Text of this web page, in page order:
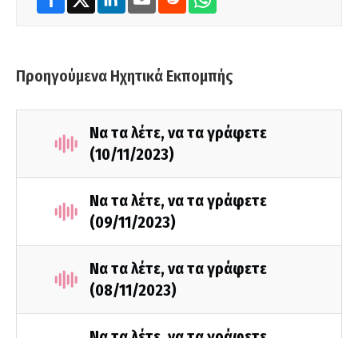
Προηγούμενα Ηχητικά Εκπομπής
Να τα λέτε, να τα γράφετε
(10/11/2023)
Να τα λέτε, να τα γράφετε
(09/11/2023)
Να τα λέτε, να τα γράφετε
(08/11/2023)